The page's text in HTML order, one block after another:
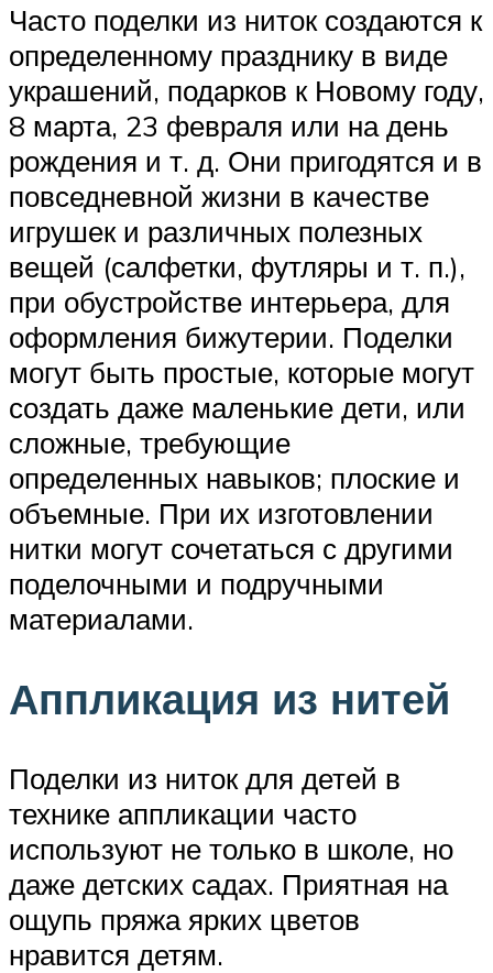
Часто поделки из ниток создаются к
определенному празднику в виде
украшений, подарков к Новому году,
8 марта, 23 февраля или на день
рождения и т. д. Они пригодятся и в
повседневной жизни в качестве
игрушек и различных полезных
вещей (салфетки, футляры и т. п.),
при обустройстве интерьера, для
оформления бижутерии. Поделки
могут быть простые, которые могут
создать даже маленькие дети, или
сложные, требующие
определенных навыков; плоские и
объемные. При их изготовлении
нитки могут сочетаться с другими
поделочными и подручными
материалами.
Аппликация из нитей
Поделки из ниток для детей в
технике аппликации часто
используют не только в школе, но
даже детских садах. Приятная на
ощупь пряжа ярких цветов
нравится детям.